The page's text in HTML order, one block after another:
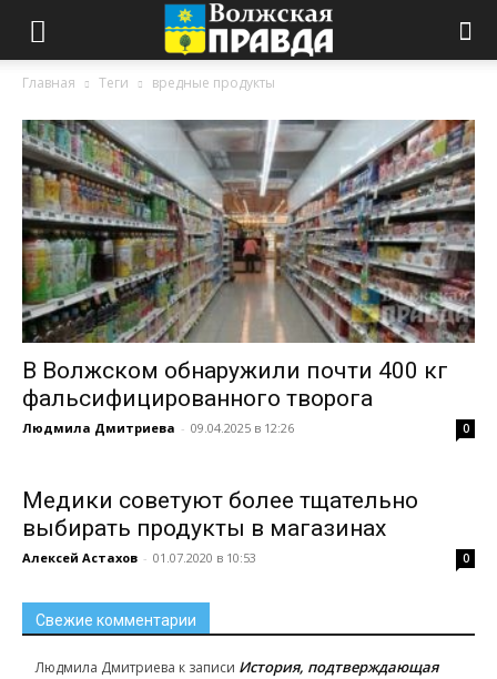
Главная Теги вредные продукты
В Волжском обнаружили почти 400 кг
фальсифицированного творога
Людмила Дмитриева - 09.04.2025 в 12:26 0
Медики советуют более тщательно
выбирать продукты в магазинах
Алексей Астахов - 01.07.2020 в 10:53 0
Свежие комментарии
Людмила Дмитриева к записи История, подтверждающая